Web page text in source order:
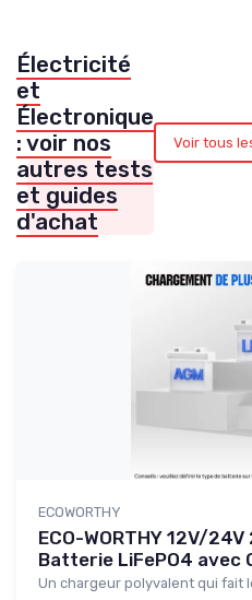
Électricité
et
Électronique
: voir nos
autres tests
et guides
d'achat
Voir tous
ECOWORTHY
ECO-WORTHY 12V/
Batterie LiFePO4 avec
Un chargeur polyvalent qui fait